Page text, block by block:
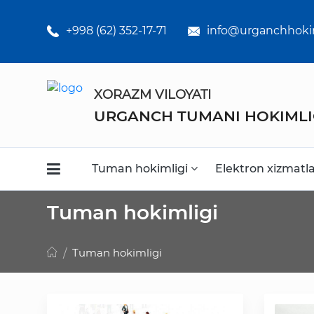
+998 (62) 352-17-71
XORAZM VILOYATI
URGANCH TUMANI
Tuman hokimligi Elektron
o'rta ta'lim
maktabklar
Kasb-hunar
kollejlari
Faoliyat
Tuman hokimligi
Tuman hokimligi